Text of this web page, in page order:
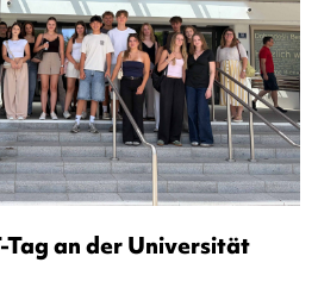
an der Universität